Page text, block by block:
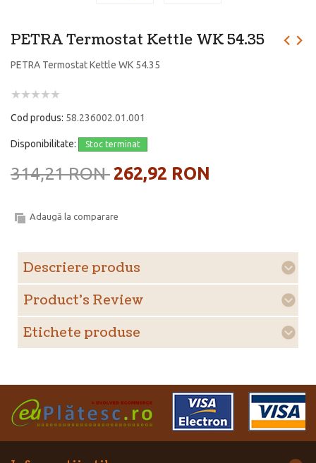
PETRA Termostat Kettle WK 54.35
PETRA Termostat Kettle WK 54.35
Cod produs: 58.236002.01.001
Disponibilitate: Stoc terminat
314,21 RON262,92 RON
Adaugă la comparare
Descriere produs
Product's Review
Etichete produse